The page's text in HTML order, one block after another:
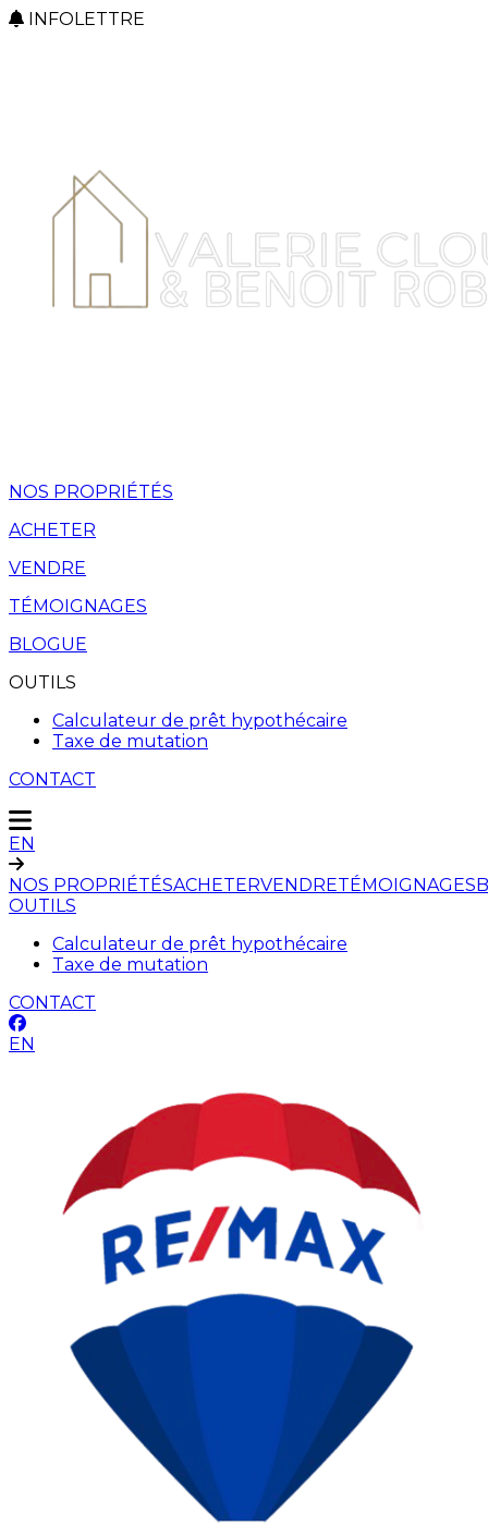
INFOLETTRE
NOS PROPRIÉTÉS
ACHETER
VENDRE
TÉMOIGNAGES
BLOGUE
OUTILS
Calculateur de prêt hypothécaire
Taxe de mutation
CONTACT
EN
NOS PROPRIÉTÉSACHETERVENDRETÉMOIGNAGES
OUTILS
Calculateur de prêt hypothécaire
Taxe de mutation
CONTACT
EN